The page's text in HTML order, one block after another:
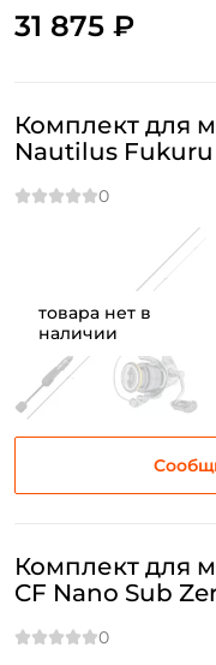
31 875 ₽
товара нет в
наличии
Комплект для
Nautilus Fukuru
Комплект для
CF Nano Sub
Создать аккаунт